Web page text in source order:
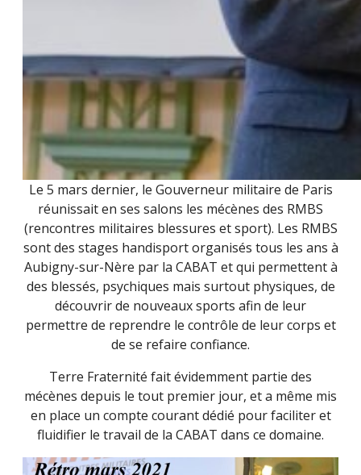
Le 5 mars dernier, le Gouverneur militaire de Paris
réunissait en ses salons les mécènes des RMBS
(rencontres militaires blessures et sport). Les RMBS
sont des stages handisport organisés tous les ans à
Aubigny-sur-Nère par la CABAT et qui permettent à
des blessés, psychiques mais surtout physiques, de
découvrir de nouveaux sports afin de leur
permettre de reprendre le contrôle de leur corps et
de se refaire confiance.
Terre Fraternité fait évidemment partie des
mécènes depuis le tout premier jour, et a même mis
en place un compte courant dédié pour faciliter et
fluidifier le travail de la CABAT dans ce domaine.